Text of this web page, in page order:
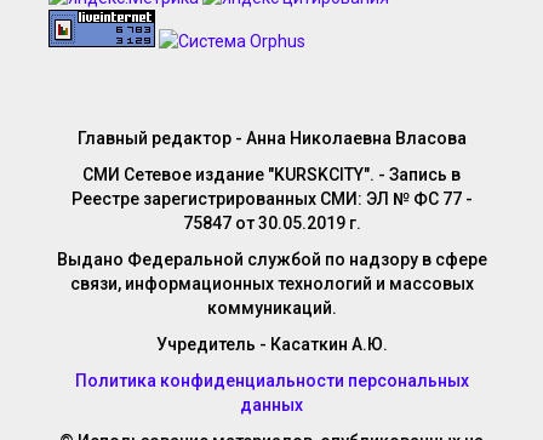
Главный редактор - Анна Николаевна Власова
СМИ Сетевое издание "KURSKCITY". - Запись в
Реестре зарегистрированных СМИ: ЭЛ № ФС 77 -
75847 от 30.05.2019 г.
Выдано Федеральной службой по надзору в сфере
связи, информационных технологий и массовых
коммуникаций.
Учредитель - Касаткин А.Ю.
Политика конфиденциальности персональных
данных